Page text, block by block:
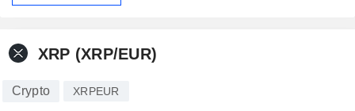
XRP (XRP/EUR)
Crypto XRPEUR